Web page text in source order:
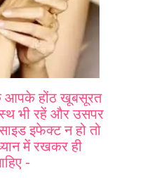
आपके होंठ खूबसूरत
भी रहें और उसपर
इफेक्ट न हो तो
में रखकर ही
-